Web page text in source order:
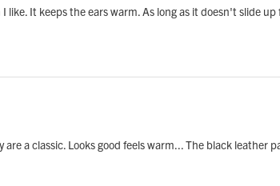
like. It keeps the ears warm. As long as it doesn't slide
a classic. Looks good feels warm... The black leather